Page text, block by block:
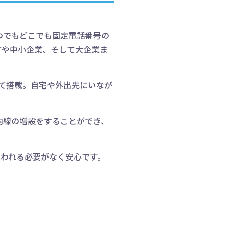
もどこでも固定電話番号の
中小企業、そして大企業ま
搭載。自宅や外出先にいなが
の増設をすることができ、
る必要がなく安心です。